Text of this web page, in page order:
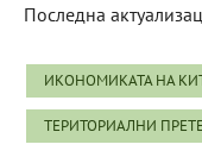
Последна
ИКОНОМИКАТА НА
ТЕРИТОРИАЛНИ